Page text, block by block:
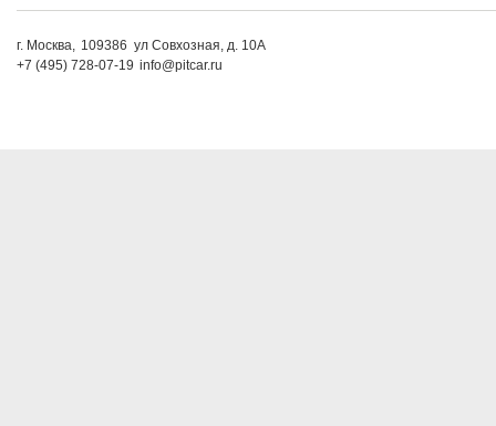
г. Москва, 109386 ул Совхозная, д. 10А
+7 (495) 728-07-19 info@pitcar.ru